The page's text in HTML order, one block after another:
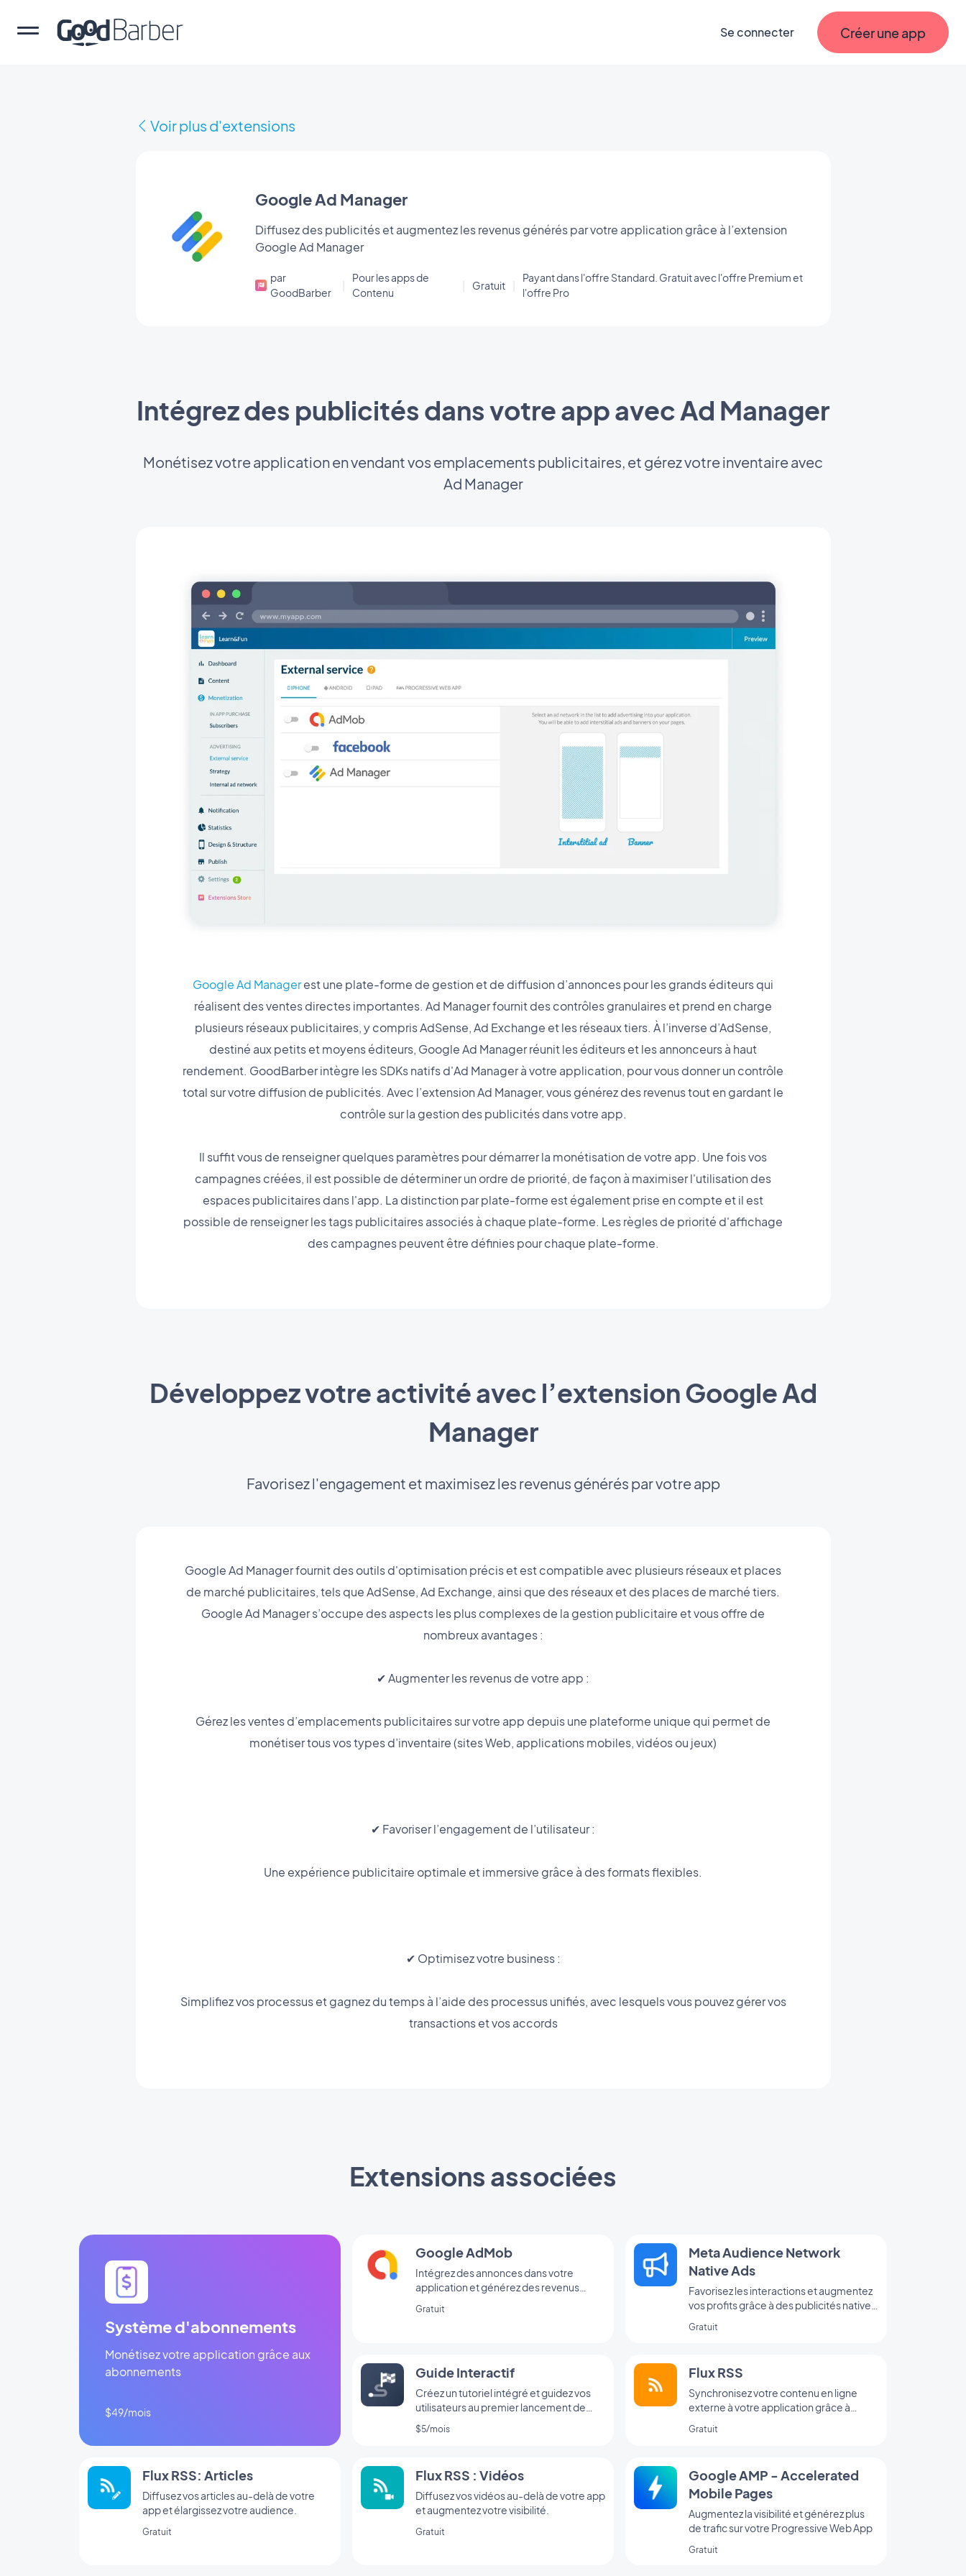
Se connecter Créer une app
Voir plus d'extensions
Google Ad Manager
Diffusez des publicités et augmentez les revenus générés par votre application grâce à l’extension
Google Ad Manager
par
GoodBarber
Pour les apps de
Contenu
Gratuit
Payant dans l'offre Standard. Gratuit avec l'offre Premium et
l'offre Pro
Intégrez des publicités dans votre app avec Ad Manager
Monétisez votre application en vendant vos emplacements publicitaires, et gérez votre inventaire avec
Ad Manager
Google Ad Managerest une plate-forme de gestion et de diffusion d’annonces pour les grands éditeurs qui
réalisent des ventes directes importantes. Ad Manager fournit des contrôles granulaires et prend en charge
plusieurs réseaux publicitaires, y compris AdSense, Ad Exchange et les réseaux tiers. À l’inverse d’AdSense,
destiné aux petits et moyens éditeurs, Google Ad Manager réunit les éditeurs et les annonceurs à haut
rendement. GoodBarber intègre les SDKs natifs d'Ad Manager à votre application, pour vous donner un contrôle
total sur votre diffusion de publicités. Avec l’extension Ad Manager, vous générez des revenus tout en gardant le
contrôle sur la gestion des publicités dans votre app.
Il suffit vous de renseigner quelques paramètres pour démarrer la monétisation de votre app. Une fois vos
campagnes créées, il est possible de déterminer un ordre de priorité, de façon à maximiser l'utilisation des
espaces publicitaires dans l'app. La distinction par plate-forme est également prise en compte et il est
possible de renseigner les tags publicitaires associés à chaque plate-forme. Les règles de priorité d'affichage
des campagnes peuvent être définies pour chaque plate-forme.
Développez votre activité avec l’extension Google Ad
Manager
Favorisez l'engagement et maximisez les revenus générés par votre app
Google Ad Manager fournit des outils d'optimisation précis et est compatible avec plusieurs réseaux et places
de marché publicitaires, tels que AdSense, Ad Exchange, ainsi que des réseaux et des places de marché tiers.
Google Ad Manager s’occupe des aspects les plus complexes de la gestion publicitaire et vous offre de
nombreux avantages :
✔ Augmenter les revenus de votre app :
Gérez les ventes d’emplacements publicitaires sur votre app depuis une plateforme unique qui permet de
monétiser tous vos types d’inventaire (sites Web, applications mobiles, vidéos ou jeux)
✔ Favoriser l’engagement de l’utilisateur :
Une expérience publicitaire optimale et immersive grâce à des formats flexibles.
✔ Optimisez votre business :
Simplifiez vos processus et gagnez du temps à l’aide des processus unifiés, avec lesquels vous pouvez gérer vos
transactions et vos accords
Extensions associées
Système d'abonnements
Monétisez votre application grâce aux
abonnements
$49/mois
Google AdMob
Intégrez des annonces dans votre
application et générez des revenus
Gratuit
Meta Audience Network
Native Ads
Favorisez les interactions et augmentez
vos profits grâce à des publicités natives
interface (anciennement Facebook
Gratuit
Guide Interactif
Créez un tutoriel intégré et guidez vos
utilisateurs au premier lancement de
votre app
$5/mois
Flux RSS
Synchronisez votre contenu en ligne
externe à votre application grâce à
Gratuit
Flux RSS: Articles
Diffusez vos articles au-delà de votre
app et élargissez votre audience.
Gratuit
Flux RSS : Vidéos
Diffusez vos vidéos au-delà de votre app
et augmentez votre visibilité.
Gratuit
Google AMP - Accelerated
Mobile Pages
Augmentez la visibilité et générez plus
de trafic sur votre Progressive Web App
Gratuit